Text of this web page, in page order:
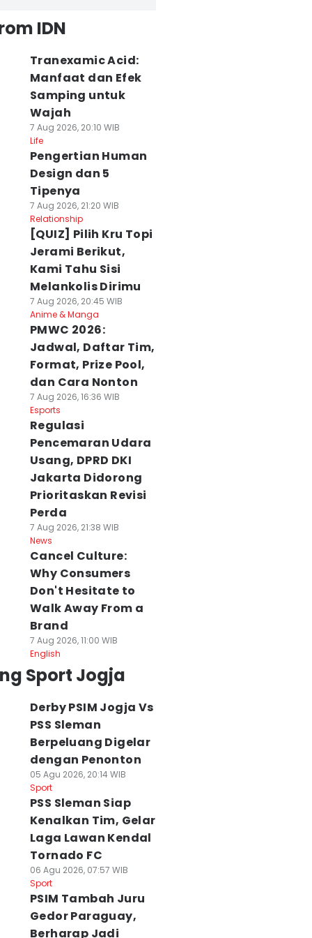
IDN
Tranexamic Acid:
Manfaat dan Efek
Samping untuk
Wajah
7 Aug 2026, 20:10 WIB
Life
Pengertian Human
Design dan 5
Tipenya
7 Aug 2026, 21:20 WIB
Relationship
[QUIZ] Pilih Kru Topi
Jerami Berikut,
Kami Tahu Sisi
Melankolis Dirimu
7 Aug 2026, 20:45 WIB
Anime & Manga
PMWC 2026:
Jadwal, Daftar Tim,
Format, Prize Pool,
dan Cara Nonton
7 Aug 2026, 16:36 WIB
Esports
Regulasi
Pencemaran Udara
Usang, DPRD DKI
Jakarta Didorong
Prioritaskan Revisi
Perda
7 Aug 2026, 21:38 WIB
News
Cancel Culture:
Why Consumers
Don't Hesitate to
Walk Away From a
Brand
7 Aug 2026, 11:00 WIB
English
Sport Jogja
Derby PSIM Jogja Vs
PSS Sleman
Berpeluang Digelar
dengan Penonton
05 Agu 2026, 20:14 WIB
Sport
PSS Sleman Siap
Kenalkan Tim, Gelar
Laga Lawan Kendal
Tornado FC
06 Agu 2026, 07:57 WIB
Sport
PSIM Tambah Juru
Gedor Paraguay,
Berharap Jadi